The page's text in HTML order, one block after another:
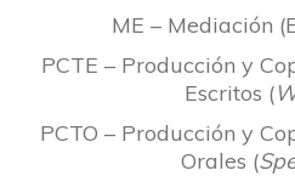
ME – Mediación
PCTE – Producción y
Escritos (
PCTO – Producción y
Orales (